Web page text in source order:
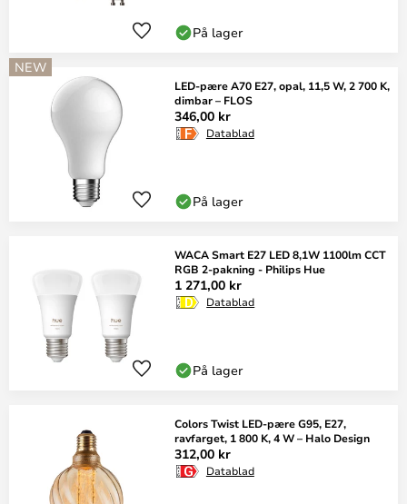
På lager
NEW
LED-pære A70 E27, opal, 11,5 W, 2 700 K,
dimbar – FLOS
346,00 kr
Datablad
På lager
WACA Smart E27 LED 8,1W 1100lm CCT
RGB 2-pakning - Philips Hue
1 271,00 kr
Datablad
På lager
Colors Twist LED-pære G95, E27,
ravfarget, 1 800 K, 4 W – Halo Design
312,00 kr
Datablad